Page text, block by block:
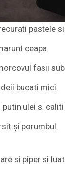
pastele
ceapa.
fasii
bucati mici.
ulei si
și porumbul.
si piper si